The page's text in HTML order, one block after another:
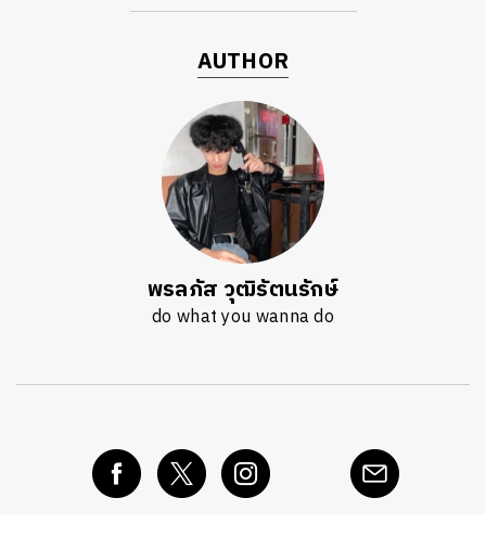
AUTHOR
พรลภัส วุฒิรัตนรักษ์
do what you wanna do